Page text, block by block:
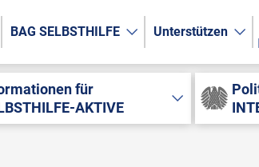
BAG SELBSTHILFE Unterstützen
für
AKTIVE